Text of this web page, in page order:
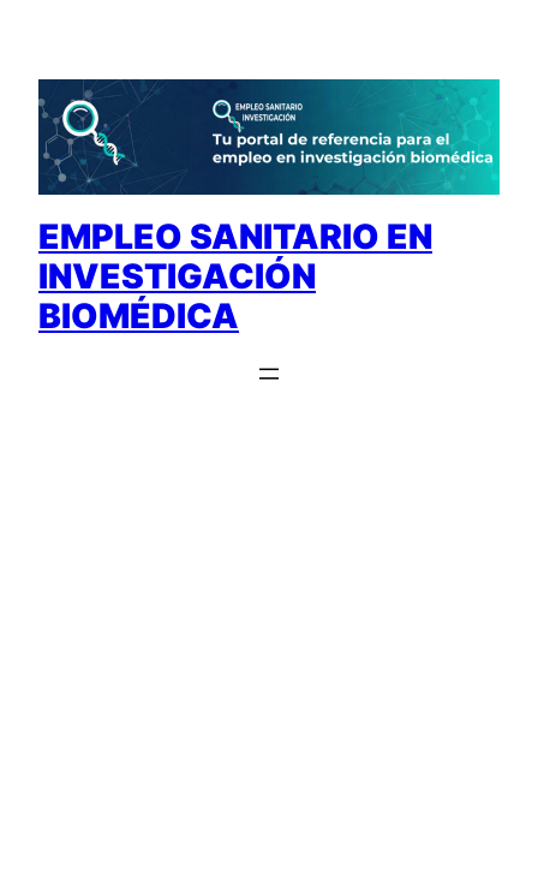
contenido
EMPLEO SANITARIO EN
INVESTIGACIÓN
BIOMÉDICA